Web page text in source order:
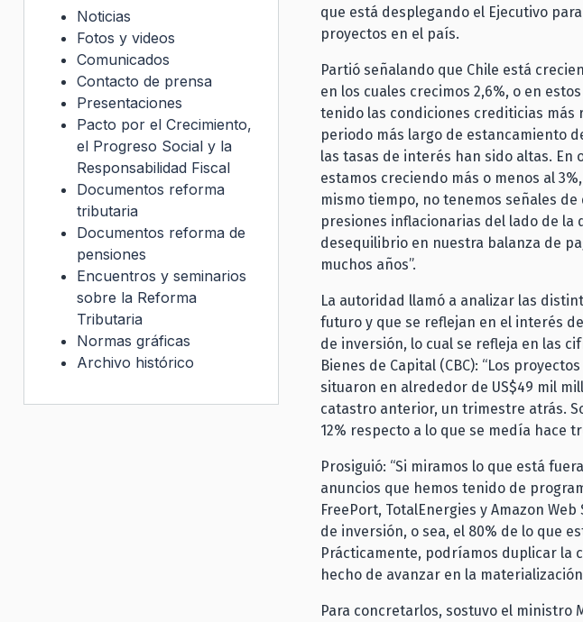
que está desplegando el Ejecutivo
proyectos en el país.
Partió señalando que Chile está
en los cuales crecimos 2,6%, o en
tenido las condiciones crediticias más
periodo más largo de estancamiento
las tasas de interés han sido altas. En
estamos creciendo más o menos al
mismo tiempo, no tenemos señales
presiones inflacionarias del lado de la
desequilibrio en nuestra balanza de
muchos años”.
La autoridad llamó a analizar las
futuro y que se reflejan en el interés
de inversión, lo cual se refleja en las
Bienes de Capital (CBC): “Los
situaron en alrededor de US$49 mil
catastro anterior, un trimestre atrás.
12% respecto a lo que se medía hace
Prosiguió: “Si miramos lo que está
anuncios que hemos tenido de
FreePort, TotalEnergies y Amazon
de inversión, o sea, el 80% de lo que
Prácticamente, podríamos duplicar la
hecho de avanzar en la
Para concretarlos, sostuvo el ministro
Noticias
Fotos y videos
Comunicados
Contacto de prensa
Presentaciones
Pacto por el Crecimiento,
el Progreso Social y la
Responsabilidad Fiscal
Documentos reforma
tributaria
Documentos reforma de
pensiones
Encuentros y seminarios
sobre la Reforma
Tributaria
Normas gráficas
Archivo histórico